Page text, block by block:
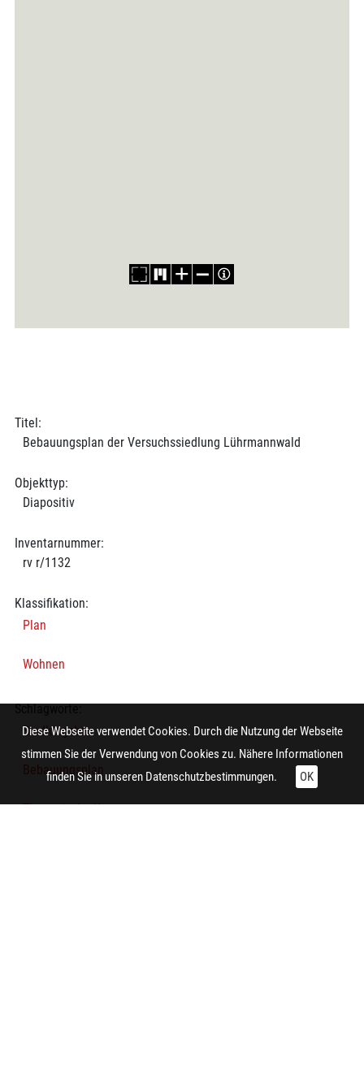
Titel:
Bebauungsplan der Versuchssiedlung Lührmannwald
Objekttyp:
Diapositiv
Inventarnummer:
rv r/1132
Klassifikation:
Plan
Wohnen
Schlagworte:
Siedlungsbau
Bebauungsplan
Thematische Karte
Diese Webseite verwendet Cookies. Durch die Nutzung der Webseite
stimmen Sie der Verwendung von Cookies zu. Nähere Informationen
finden Sie in unseren Datenschutzbestimmungen. OK